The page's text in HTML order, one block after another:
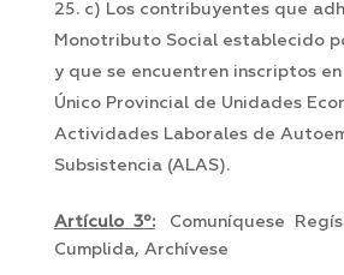
c) Los contribuyentes que
Monotributo Social establecido
y que se encuentren inscriptos
Único Provincial de Unidades
Actividades Laborales de
Subsistencia (ALAS).
Artículo 3º:Comuníquese
Cumplida, Archívese